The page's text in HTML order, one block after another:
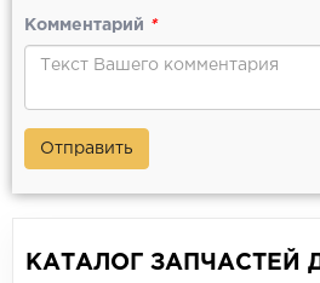
Комментарий *
Отправить
КАТАЛОГ ЗАПЧАСТЕЙ